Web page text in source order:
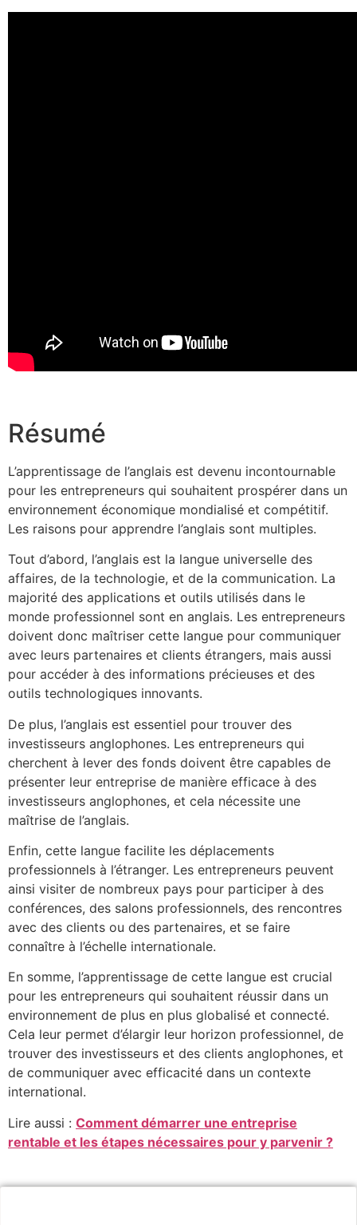
Résumé
L’apprentissage de l’anglais est devenu incontournable
pour les entrepreneurs qui souhaitent prospérer dans un
environnement économique mondialisé et compétitif.
Les raisons pour apprendre l’anglais sont multiples.
Tout d’abord, l’anglais est la langue universelle des
affaires, de la technologie, et de la communication. La
majorité des applications et outils utilisés dans le
monde professionnel sont en anglais. Les entrepreneurs
doivent donc maîtriser cette langue pour communiquer
avec leurs partenaires et clients étrangers, mais aussi
pour accéder à des informations précieuses et des
outils technologiques innovants.
De plus, l’anglais est essentiel pour trouver des
investisseurs anglophones. Les entrepreneurs qui
cherchent à lever des fonds doivent être capables de
présenter leur entreprise de manière efficace à des
investisseurs anglophones, et cela nécessite une
maîtrise de l’anglais.
Enfin, cette langue facilite les déplacements
professionnels à l’étranger. Les entrepreneurs peuvent
ainsi visiter de nombreux pays pour participer à des
conférences, des salons professionnels, des rencontres
avec des clients ou des partenaires, et se faire
connaître à l’échelle internationale.
En somme, l’apprentissage de cette langue est crucial
pour les entrepreneurs qui souhaitent réussir dans un
environnement de plus en plus globalisé et connecté.
Cela leur permet d’élargir leur horizon professionnel, de
trouver des investisseurs et des clients anglophones, et
de communiquer avec efficacité dans un contexte
international.
Lire aussi : Comment démarrer une entreprise
rentable et les étapes nécessaires pour y parvenir ?